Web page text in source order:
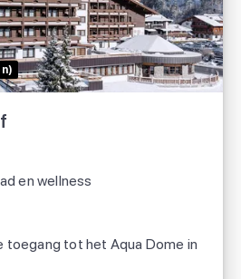
en wellness
toegang tot het Aqua Dome in
TUI